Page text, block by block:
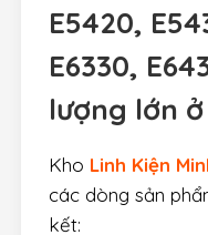
E5420,
E6330,
lượng lớn
Kho Linh Kiện
các dòng sản
kết: